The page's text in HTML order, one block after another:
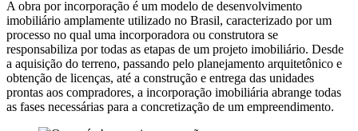
A obra por incorporação é um modelo de desenvolvimento
imobiliário amplamente utilizado no Brasil, caracterizado por um
processo no qual uma incorporadora ou construtora se
responsabiliza por todas as etapas de um projeto imobiliário. Desde
a aquisição do terreno, passando pelo planejamento arquitetônico e
obtenção de licenças, até a construção e entrega das unidades
prontas aos compradores, a incorporação imobiliária abrange todas
as fases necessárias para a concretização de um empreendimento.